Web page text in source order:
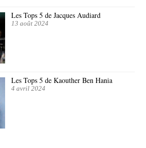
Les Tops 5 de Jacques Audiard
13 août 2024
Les Tops 5 de Kaouther Ben Hania
4 avril 2024